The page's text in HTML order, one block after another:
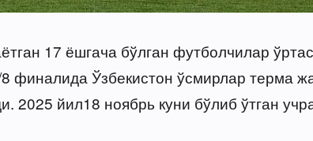
17 ёшгача бўлган футболчилар
финалида Ўзбекистон ўсмирлар терма
2025 йил18 ноябрь куни бўлиб ўтган